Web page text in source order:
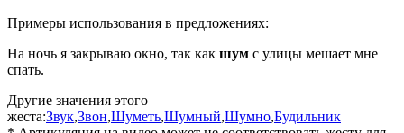
Примеры использования в предложениях:
На ночь я закрываю окно, так как шум с улицы мешает мне
спать.
Другие значения этого
жеста:Звук,Звон,Шуметь,Шумный,Шумно,Будильник